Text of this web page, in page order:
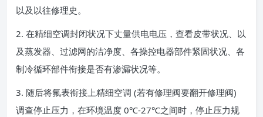
以及以往修理史。
2. 在精细空调封闭状况下丈量供电电压，查看皮带状况、以
及蒸发器、过滤网的洁净度、各操控电器部件紧固状况、各
制冷循环部件衔接是否有渗漏状况等。
3. 随后将氟表衔接上精细空调 (若有修理阀要翻开修理阀)
调查停止压力，在环境温度 0℃-27℃之间时，停止压力规